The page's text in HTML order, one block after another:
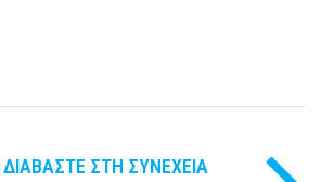
ΔΙΑΒΆΣΤΕ ΣΤΗ ΣΥΝΈΧΕΙΑ